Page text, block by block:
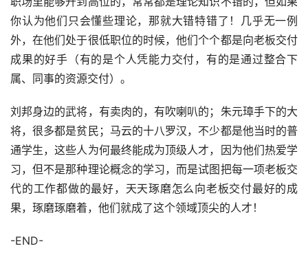
你认为他们只会懂些理论，那就大错特错了！几乎无一例
外，在他们处于很低职位的时候，他们个个都是向老板交付
成果的好手（有的是个人凭能力交付，有的是通过整合下
属、同事的资源交付）。
刘邦身边的武将，有卖肉的，有吹喇叭的；朱元璋手下的大
将，很多都是贫民；马云的十八罗汉，不少都是他当时的普
通学生，这些人为何最终能成为顶级人才，因为他们热爱学
习，但不是那种理论概念的学习，而是试图把每一项老板交
代的工作都做的最好，天天琢磨怎么向老板交付最好的成
果，琢磨琢磨着，他们就成了这个领域顶尖的人才！
-END-